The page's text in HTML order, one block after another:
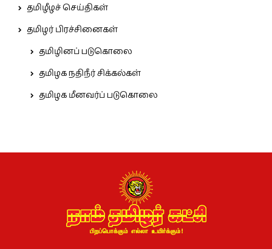
தமிழீழச் செய்திகள்
தமிழர் பிரச்சினைகள்
தமிழினப் படுகொலை
தமிழக நதிநீர் சிக்கல்கள்
தமிழக மீனவர்ப் படுகொலை